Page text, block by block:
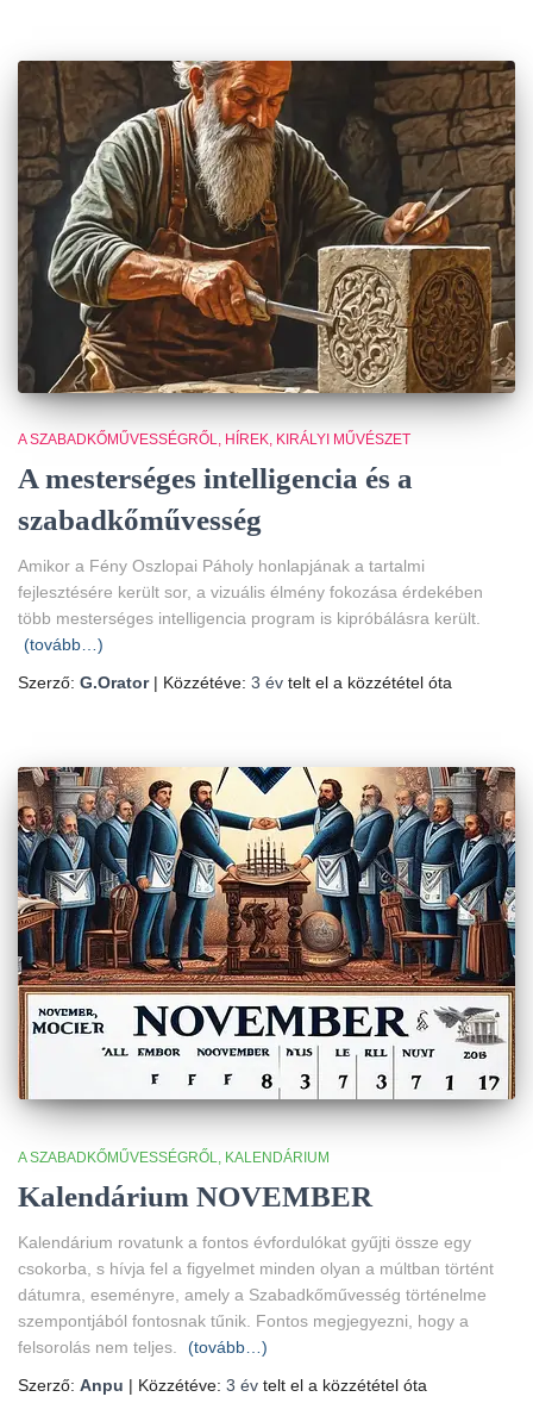
A SZABADKŐMŰVESSÉGRŐL HÍREK KIRÁLYI MŰVÉSZET
A mesterséges intelligencia és a
szabadkőművesség
Amikor a Fény Oszlopai Páholy honlapjának a tartalmi
fejlesztésére került sor, a vizuális élmény fokozása érdekében
több mesterséges intelligencia program is kipróbálásra került.
(tovább…)
Szerző: G.Orator| Közzétéve: 3 év telt el a közzététel óta
A SZABADKŐMŰVESSÉGRŐL KALENDÁRIUM
Kalendárium NOVEMBER
Kalendárium rovatunk a fontos évfordulókat gyűjti össze egy
csokorba, s hívja fel a figyelmet minden olyan a múltban történt
dátumra, eseményre, amely a Szabadkőművesség történelme
szempontjából fontosnak tűnik. Fontos megjegyezni, hogy a
felsorolás nem teljes.
(tovább…)
Szerző: Anpu | Közzétéve: 3 év telt el a közzététel óta